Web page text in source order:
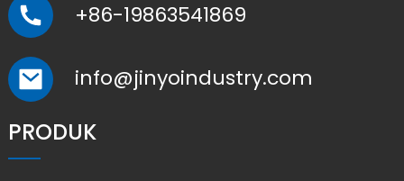
+86-19863541869
info@jinyoindustry.com
PRODUK